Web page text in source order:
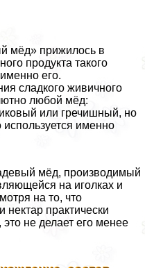
мёд» прижилось в
продукта такого
его.
сладкого живичного
любой мёд:
или гречишный, но
именно
мёд, производимый
на иголках и
на то, что
пpaктически
не делает его менее